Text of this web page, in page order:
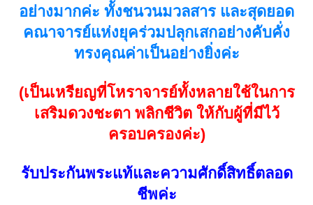
อย่างมากค่ะ ทั้งชนวนมวลสาร และสุดยอด
คณาจารย์แห่งยุคร่วมปลุกเสกอย่างคับคั่ง
ทรงคุณค่าเป็นอย่างยิ่งค่ะ
(เป็นเหรียญที่โหราจารย์ทั้งหลายใช้ในการ
เสริมดวงชะตา พลิกชีวิต ให้กับผู้ที่มีไว้
ครอบครองค่ะ)
รับประกันพระแท้และความศักดิ์สิทธิ์ตลอด
ชีพค่ะ